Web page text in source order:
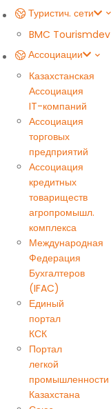
Туристич. сети
BMC Tourismdev
Ассоциации
Казахстанская
Ассоциация
IT-компаний
Ассоциация
торговых
предприятий
Ассоциация
кредитных
товариществ
агропромышл.
комплекса
Международная
Федерация
Бухгалтеров
(IFAC)
Единый
портал
КСК
Портал
легкой
промышленности
Казахстана